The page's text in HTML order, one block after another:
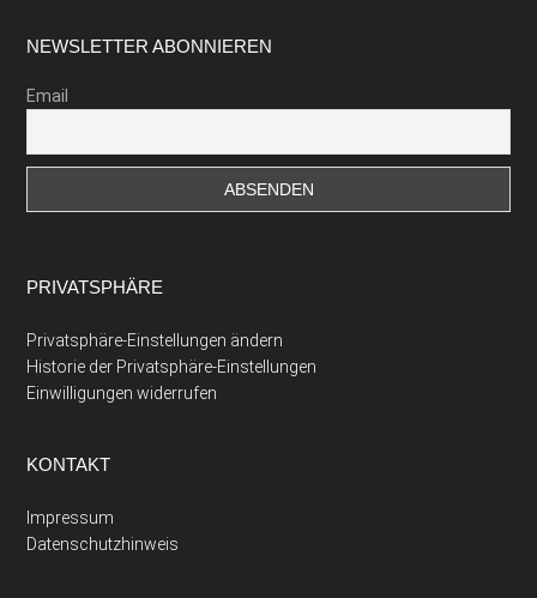
Footer
NEWSLETTER ABONNIEREN
Email
PRIVATSPHÄRE
Privatsphäre-Einstellungen ändern
Historie der Privatsphäre-Einstellungen
Einwilligungen widerrufen
KONTAKT
Impressum
Datenschutzhinweis